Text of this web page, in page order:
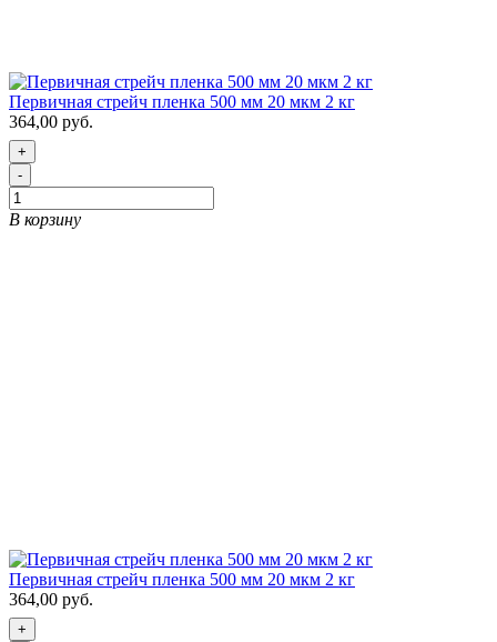
Первичная стрейч пленка 500 мм 20 мкм 2 кг
364,00 руб.
+
-
В корзину
Первичная стрейч пленка 500 мм 20 мкм 2 кг
364,00 руб.
+